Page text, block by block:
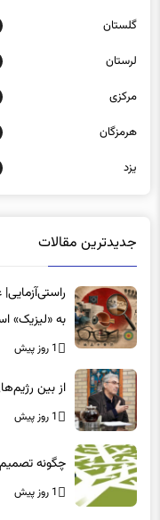
گلستان
لرستان
مرکزی
هرمزگان
یزد
جدیدترین مقالات
به «لیزیک»
می‌کنند؟
1 روز پیش
از بین
1 روز پیش
چگونه
1 روز پیش